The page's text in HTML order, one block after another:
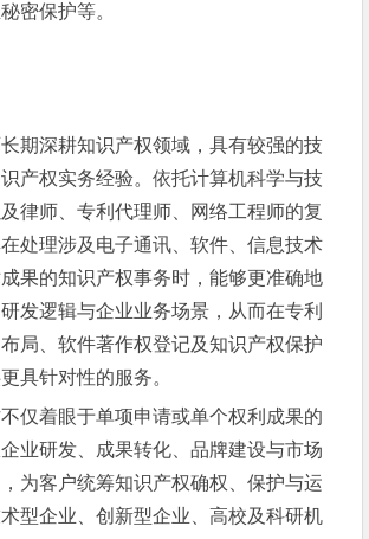
密保护等。
期深耕知识产权领域，具有较强的技
产权实务经验。依托计算机科学与技
律师、专利代理师、网络工程师的复
处理涉及电子通讯、软件、信息技术
果的知识产权事务时，能够更准确地
发逻辑与企业业务场景，从而在专利
局、软件著作权登记及知识产权保护
具针对性的服务。
仅着眼于单项申请或单个权利成果的
业研发、成果转化、品牌建设与市场
为客户统筹知识产权确权、保护与运
型企业、创新型企业、高校及科研机